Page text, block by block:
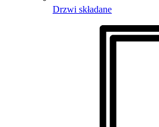
Drzwi składane